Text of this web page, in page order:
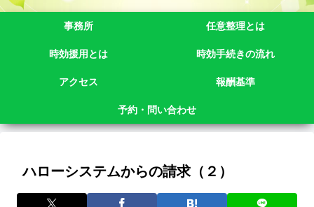
事務所 任意整理とは
時効援用とは 時効手続きの流れ
アクセス 報酬基準
予約・問い合わせ
ハローシステムからの請求（２）